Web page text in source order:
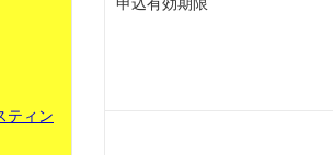
ティン
申込有効期限